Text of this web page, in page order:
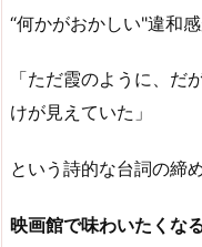
“何かがおかしい"違和
「ただ霞のように、だ
けが見えていた」
という詩的な台詞の締め
映画館で味わいたくな